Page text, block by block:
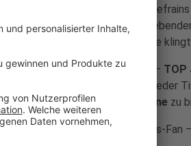
Gänsehautmomente, Mitsing-
sie sich mit
der kölsche Fastelovend heute
hin zu gefühlvollen Balladen – TOP
des rheinischen Karnevals. Jeder
ausTradition und Moderne zu
frisch infizierter Fastelovends-Fan